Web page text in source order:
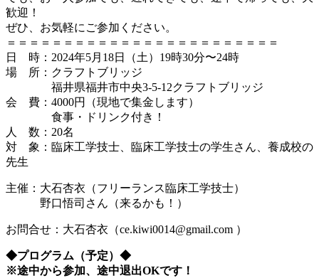
歓迎！
ぜひ、お気軽にご参加ください。
＝＝＝＝＝＝＝＝＝＝＝＝＝＝＝＝＝＝＝＝＝＝＝＝
日 時：2024年5月18日（土）19時30分〜24時
場 所：クラフトブリッジ
福井県福井市中央3-5-12クラフトブリッジ
会 費：4000円（現地で集金します）
食事・ドリンク付き！
人 数：20名
対 象：臨床工学技士、臨床工学技士の学生さん、養成校の
先生
主催：大石杏衣（フリーランス臨床工学技士）
野口悟司さん（来るかも！）
お問合せ：大石杏衣（ce.kiwi0014@gmail.com ）
◆プログラム（予定）◆
※途中から参加、途中退出OKです！